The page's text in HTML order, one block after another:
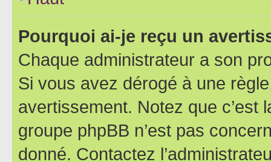
Pourquoi ai-je reçu un
Chaque administrateur a son
Si vous avez dérogé à une
avertissement. Notez que c’est
groupe phpBB n’est pas
donné. Contactez